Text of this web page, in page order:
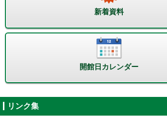
新着資料
開館日カレンダー
リンク集